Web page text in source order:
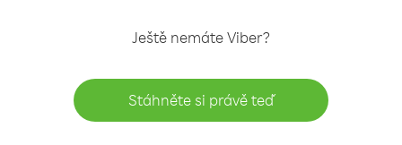
Ještě nemáte Viber?
Stáhněte si právě teď